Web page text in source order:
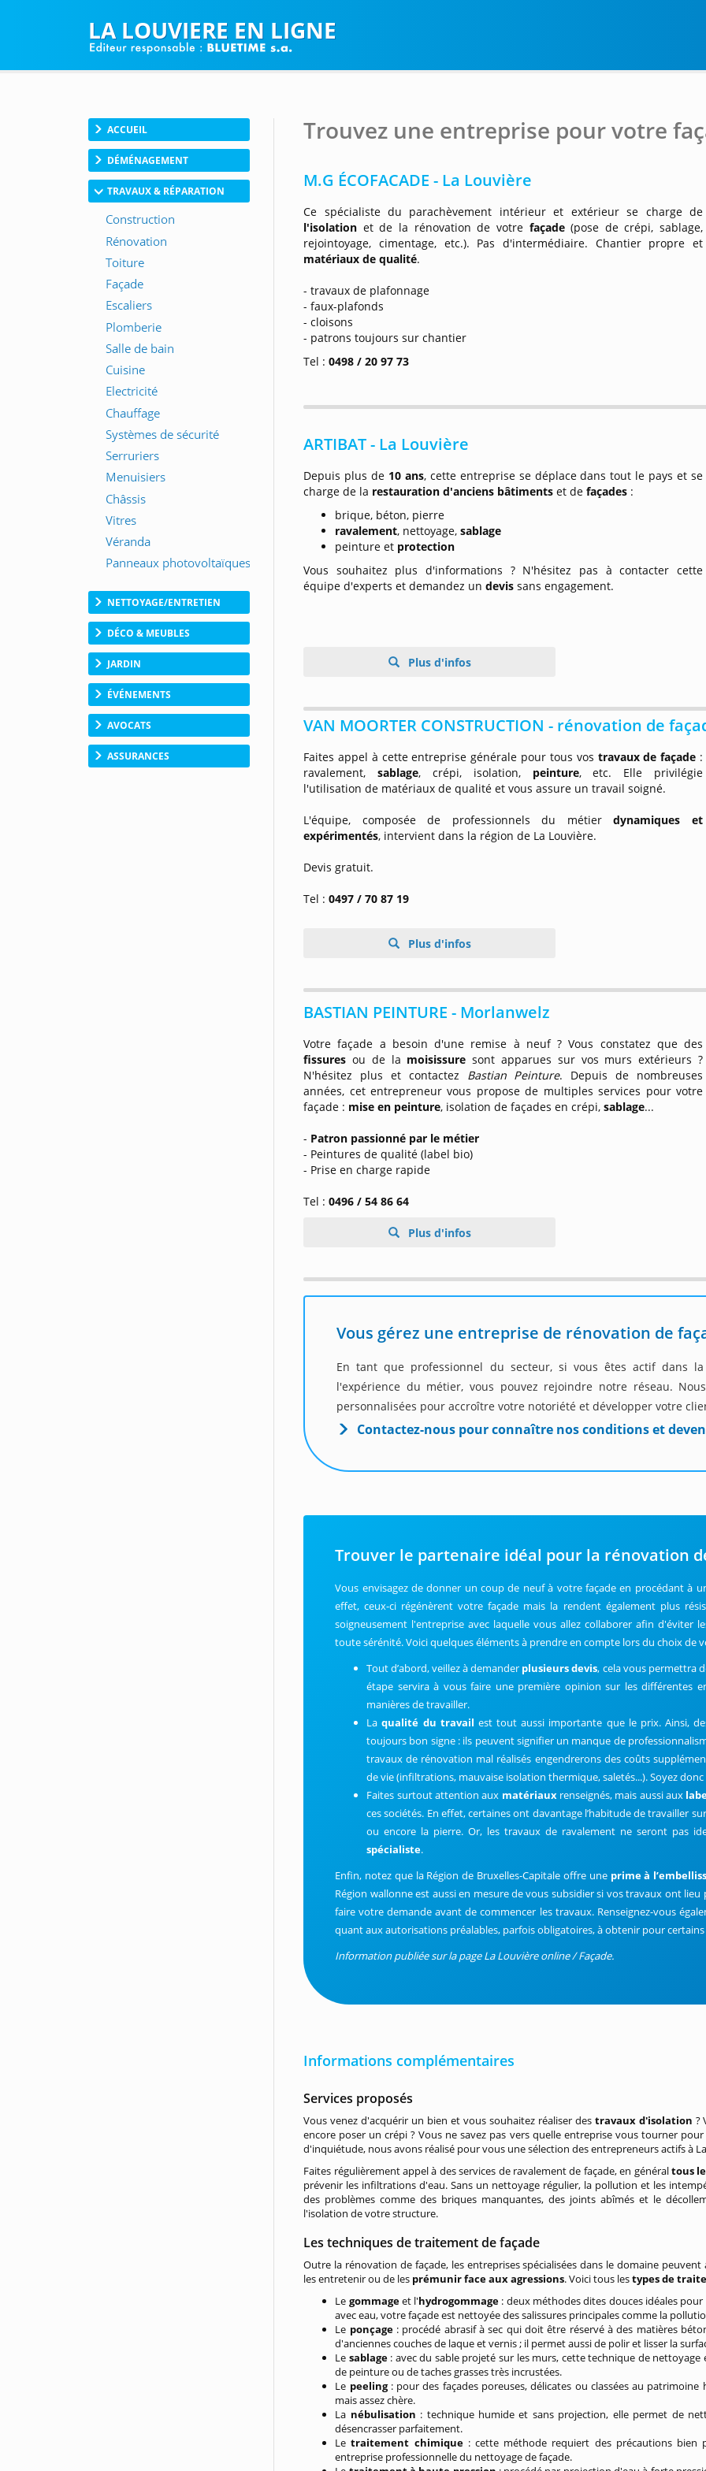
LA LOUVIERE EN LIGNE
ACCUEIL
DÉMÉNAGEMENT
TRAVAUX & RÉPARATION
NETTOYAGE/ENTRETIEN
DÉCO & MEUBLES
JARDIN
ÉVÉNEMENTS
AVOCATS
ASSURANCES
Trouvez une entreprise pour votre
M.G ÉCOFACADE - La Louvière
Ce spécialiste du parachèvement intérieur et extérieur se charge de
l'isolation et de la rénovation de votre façade(pose de crépi, sablage,
rejointoyage, cimentage, etc.). Pas d'intermédiaire. Chantier propre et
matériaux de qualité.
- travaux de plafonnage
- faux-plafonds
- cloisons
- patrons toujours sur chantier
Tel :0498 / 20 97 73
ARTIBAT - La Louvière
Depuis plus de 10 ans, cette entreprise se déplace dans tout le pays et se
charge de la restauration d'anciens bâtiments et defaçades :
brique, béton, pierre
ravalement, nettoyage,sablage
peinture et protection
Vous souhaitez plus d'informations ? N'hésitez pas à contacter cette
équipe d'experts et demandez undevissans engagement.
Plus d'infos
VAN MOORTER CONSTRUCTION - rénovation de
Faites appel à cette entreprise générale pour tous vos travaux de façade :
ravalement,sablage, crépi, isolation, peinture, etc. Elle privilégie
l'utilisation de matériaux de qualité et vous assure un travail soigné.
L'équipe, composée de professionnels du métierdynamiques et
expérimentés, intervient dans la région de La Louvière.
Devis gratuit.
Tel :0497 / 70 87 19
Plus d'infos
BASTIAN PEINTURE - Morlanwelz
Votre façade a besoin d'une remise à neuf ? Vous constatez que des
fissuresou de la moisissuresont apparues sur vos murs extérieurs ?
N'hésitez plus et contactez Bastian Peinture. Depuis de nombreuses
années, cet entrepreneur vous propose de multiples services pour votre
façade : mise en peinture, isolation de façades en crépi,sablage...
- Patron passionné par le métier
- Peintures de qualité (label bio)
- Prise en charge rapide
Tel :0496 / 54 86 64
Plus d'infos
Vous gérez une entreprise de rénovation de
En tant que professionnel du secteur, si vous êtes actif dans
l'expérience du métier, vous pouvez rejoindre notre réseau.
personnalisées pour accroître votre notoriété et développer votre
Contactez-nous pour connaître nos conditions et
Trouver le partenaire idéal pour la rénovation
Vous envisagez de donner un coup de neuf à votre façade en procédant à
effet, ceux-ci régénèrent votre façade mais la rendent également plus
soigneusement l'entreprise avec laquelle vous allez collaborer afin d'éviter
toute sérénité. Voici quelques éléments à prendre en compte lors du choix de
Tout d’abord, veillez à demander plusieurs devis, cela vous permettra
étape servira à vous faire une première opinion sur les différentes
manières de travailler.
Laqualité du travail est tout aussi importante que le prix. Ainsi,
toujours bon signe : ils peuvent signifier un manque de
travaux de rénovation mal réalisés engendrerons des coûts
de vie (infiltrations, mauvaise isolation thermique, saletés...). Soyez
Faites surtout attention aux matériaux renseignés, mais aussi aux
ces sociétés. En effet, certaines ont davantage l’habitude de travailler
ou encore la pierre. Or, les travaux de ravalement ne seront pas
spécialiste.
Enfin, notez que la Région de Bruxelles-Capitale offre uneprime à
Région wallonne est aussi en mesure de vous subsidier si vos travaux ont
faire votre demande avant de commencer les travaux. Renseignez-vous
quant aux autorisations préalables, parfois obligatoires, à obtenir pour
Information publiée sur la page La Louvière online / Façade.
Informations complémentaires
Services proposés
Vous venez d'acquérir un bien et vous souhaitez réaliser des travaux d'isolation ?
encore poser un crépi ? Vous ne savez pas vers quelle entreprise vous tourner
d'inquiétude, nous avons réalisé pour vous une sélection des entrepreneurs actifs à
Faites régulièrement appel à des services de ravalement de façade, en généraltous
prévenir les infiltrations d'eau. Sans un nettoyage régulier, la pollution et les
des problèmes comme des briques manquantes, des joints abîmés et le
l'isolation de votre structure.
Les techniques de traitement de façade
Outre la rénovation de façade, les entreprises spécialisées dans le domaine
les entretenir ou de les prémunir face aux agressions. Voici tous lestypes de
Le gommageet l'hydrogommage : deux méthodes dites douces idéales
avec eau, votre façade est nettoyée des salissures principales comme la
Le ponçage : procédé abrasif à sec qui doit être réservé à des matières
d'anciennes couches de laque et vernis ; il permet aussi de polir et lisser la
Le sablage : avec du sable projeté sur les murs, cette technique de
de peinture ou de taches grasses très incrustées.
Le peeling : pour des façades poreuses, délicates ou classées au
mais assez chère.
La nébulisation : technique humide et sans projection, elle permet de
désencrasser parfaitement.
Letraitement chimique : cette méthode requiert des précautions
entreprise professionnelle du nettoyage de façade.